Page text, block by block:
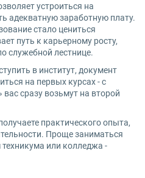
устроиться на
адекватную заработную плату.
стало цениться
путь к карьерному росту,
служебной лестнице.
в институт, документ
на первых курсах - с
сразу возьмут на второй
практического опыта,
Проще заниматься
или колледжа -